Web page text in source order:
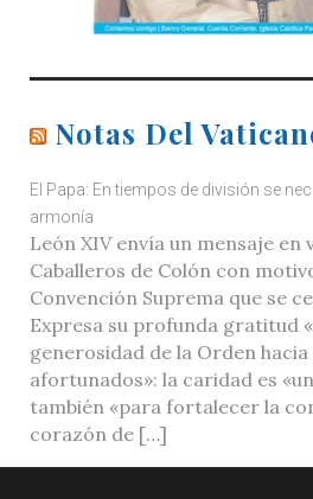
Notas Del
El Papa: En tiempos de división se
armonía
León XIV envía un mensaje en
Caballeros de Colón con
Convención Suprema que se
Expresa su profunda gratitud
generosidad de la Orden hacia
afortunados»: la caridad es
también «para fortalecer la
corazón de […]